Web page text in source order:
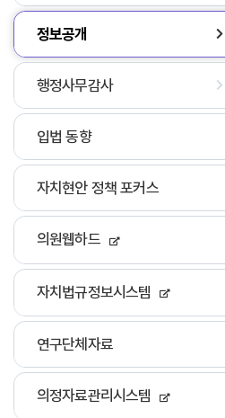
정보공개
행정사무감사
입법 동향
자치현안 정책 포커스
의원웹하드
자치법규정보시스템
연구단체자료
의정자료관리시스템